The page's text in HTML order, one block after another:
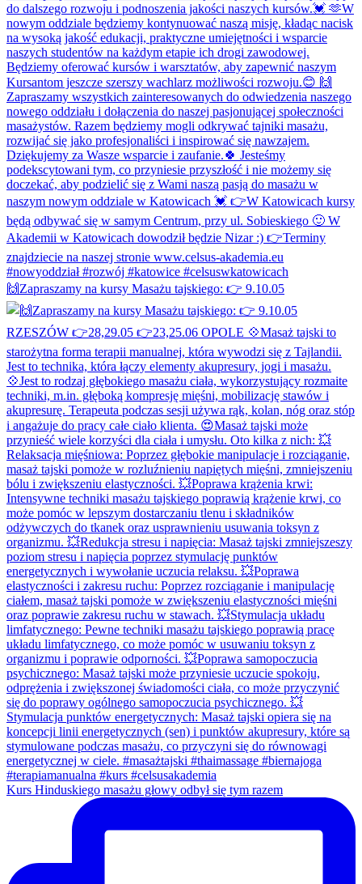
🙌Zapraszamy na kursy Masażu tajskiego: 👉 9.10.05
Kurs Hinduskiego masażu głowy odbył się tym razem